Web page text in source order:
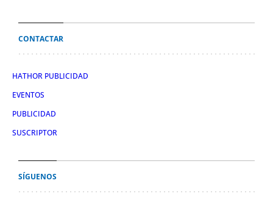
CONTACTAR
HATHOR PUBLICIDAD
EVENTOS
PUBLICIDAD
SUSCRIPTOR
SÍGUENOS